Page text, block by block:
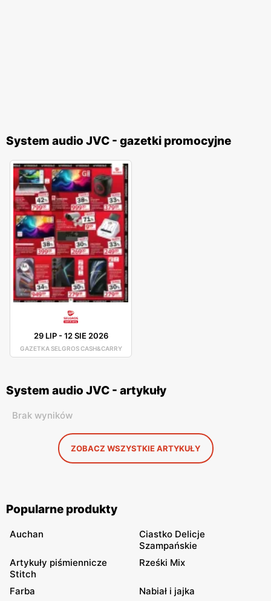
System audio JVC - gazetki promocyjne
29 LIP-12 SIE 2026
GAZETKA SELGROS CASH&CARRY
System audio JVC - artykuły
Brak wyników
ZOBACZ WSZYSTKIE ARTYKUŁY
Popularne produkty
Auchan
Ciastko Delicje
Szampańskie
Artykuły piśmiennicze
Stitch
Rześki Mix
Farba
Nabiał i jajka